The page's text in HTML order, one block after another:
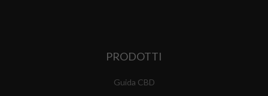
PRODOTTI
Guida CBD